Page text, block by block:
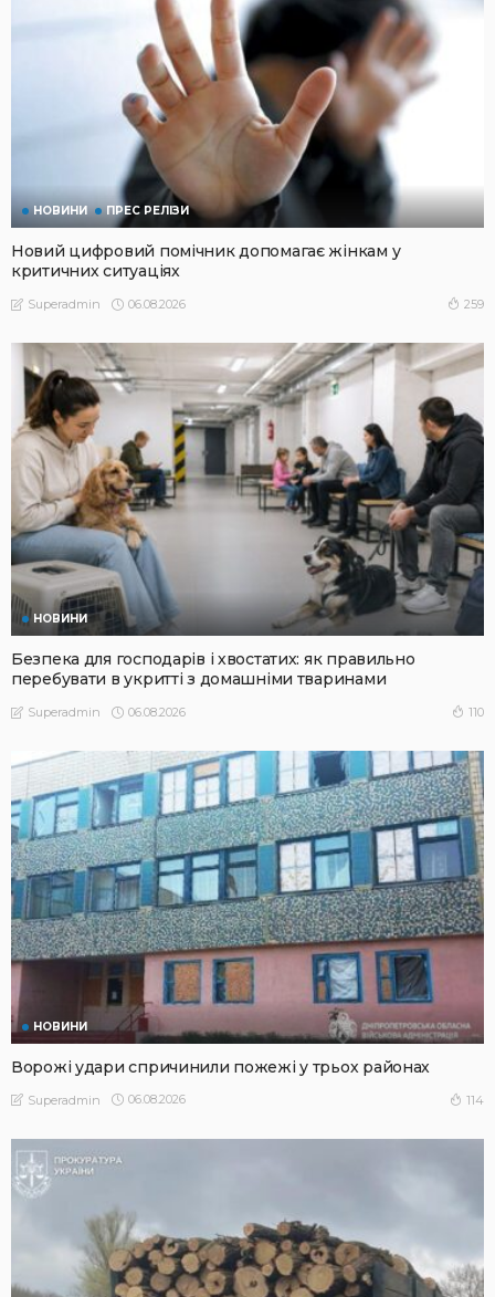
НОВИНИ ПРЕС РЕЛІЗИ
Новий цифровий помічник допомагає жінкам у
критичних ситуаціях
Superadmin 06.08.2026 259
НОВИНИ
Безпека для господарів і хвостатих: як правильно
перебувати в укритті з домашніми тваринами
Superadmin 06.08.2026 110
НОВИНИ
Ворожі удари спричинили пожежі у трьох районах
Superadmin 06.08.2026 114